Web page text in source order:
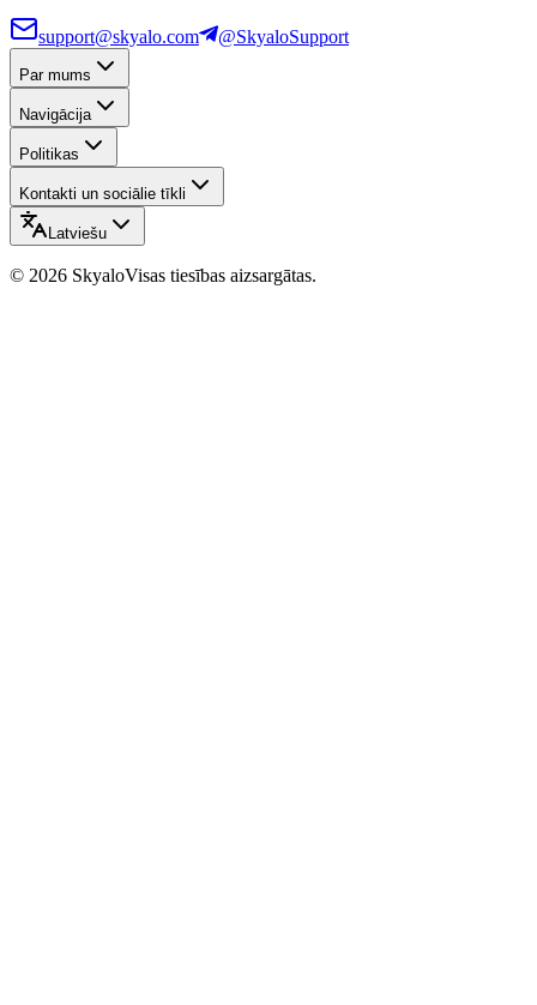
support@skyalo.com @SkyaloSupport
Par mums
Navigācija
Politikas
Kontakti un sociālie tīkli
Latviešu
© 2026 SkyaloVisas tiesības aizsargātas.